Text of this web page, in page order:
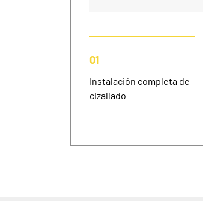
01
Instalación completa de
cizallado